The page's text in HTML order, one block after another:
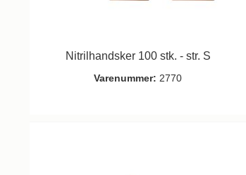
Nitrilhandsker 100 stk. - str. S
Varenummer: 2770